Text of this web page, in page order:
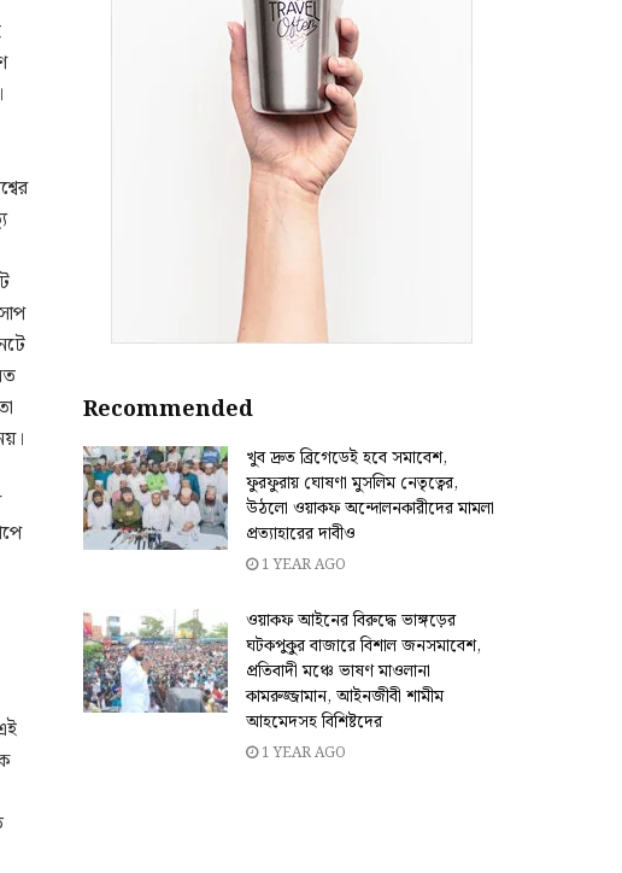
Recommended
খুব দ্রুত ব্রিগেডেই হবে সমাবেশ,
ফুরফুরায় ঘোষণা মুসলিম নেতৃত্বের,
উঠলো ওয়াকফ অন্দোলনকারীদের মামলা
প্রত্যাহারের দাবীও
1 YEAR AGO
ওয়াকফ আইনের বিরুদ্ধে ভাঙ্গড়ের
ঘটকপুকুর বাজারে বিশাল জনসমাবেশ,
প্রতিবাদী মঞ্চে ভাষণ মাওলানা
কামরুজ্জামান, আইনজীবী শামীম
আহমেদসহ বিশিষ্টদের
1 YEAR AGO